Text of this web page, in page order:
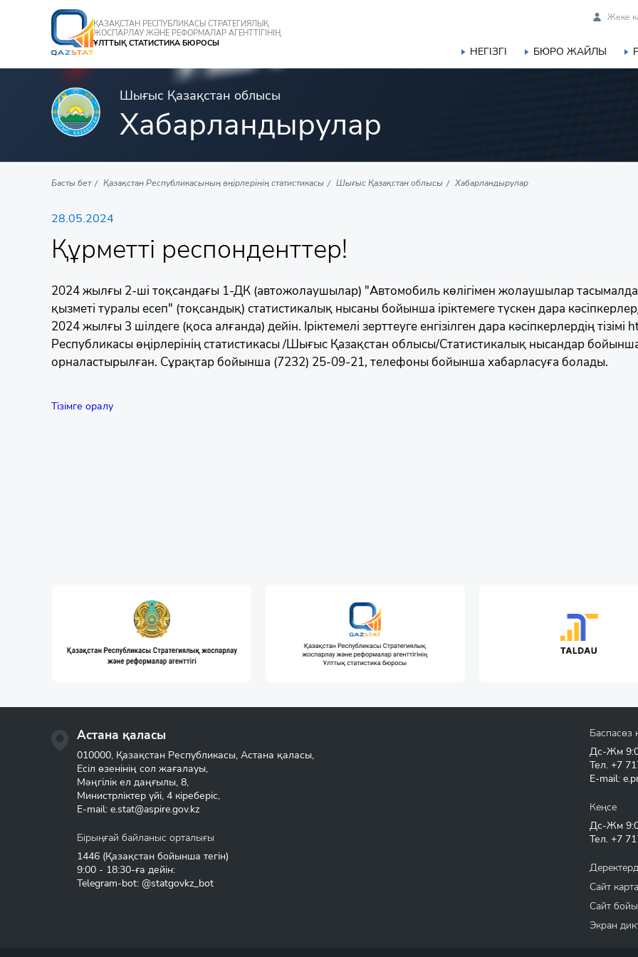
ҚАЗАҚСТАН РЕСПУБЛИКАСЫ СТРАТЕГИЯЛЫҚ
ЖОСПАРЛАУ ЖӘНЕ РЕФОРМАЛАР АГЕНТТІГІНІҢ
ҰЛТТЫҚ СТАТИСТИКА БЮРОСЫ
Жеке
НЕГІЗГІ БЮРО ЖАЙЛЫ
Шығыс Қазақстан облысы
Хабарландырулар
Басты бет Қазақстан Республикасының өңірлерінің статистикасы Шығыс Қазақстан облысы Хабарландырулар
28.05.2024
Құрметті респонденттер!
2024 жылғы 2-ші тоқсандағы 1-ДК (автожолаушылар) "Автомобиль көлігімен жолаушылар
қызметі туралы есеп" (тоқсандық) статистикалық нысаны бойынша іріктемеге түскен дара
2024 жылғы 3 шілдеге (қоса алғанда) дейін. Іріктемелі зерттеуге енгізілген дара кәсіпкерлердің тізімі
Республикасы өңірлерінің статистикасы /Шығыс Қазақстан облысы/Статистикалық нысандар бойынша
орналастырылған. Сұрақтар бойынша (7232) 25-09-21, телефоны бойынша хабарласуға болады.
Тізімге оралу
Астана қаласы
010000, Қазақстан Республикасы, Астана қаласы,
Есіл өзенінің сол жағалауы,
Мәңгілік ел даңғылы, 8,
Министрліктер үйі, 4 кіреберіс,
E-mail: e.stat@aspire.gov.kz
Бірыңғай байланыс орталығы
1446 (Қазақстан бойынша тегін)
9:00 - 18:30-ға дейін:
Telegram-bot: @statgovkz_bot
Баспасөз
Дс-Жм
Тел. +7
E-mail:
Кеңсе
Дс-Жм
Тел. +7
Сайт
Сайт
Экран